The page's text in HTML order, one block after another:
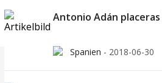
Antonio Adán
Spanien - 2018-06-30